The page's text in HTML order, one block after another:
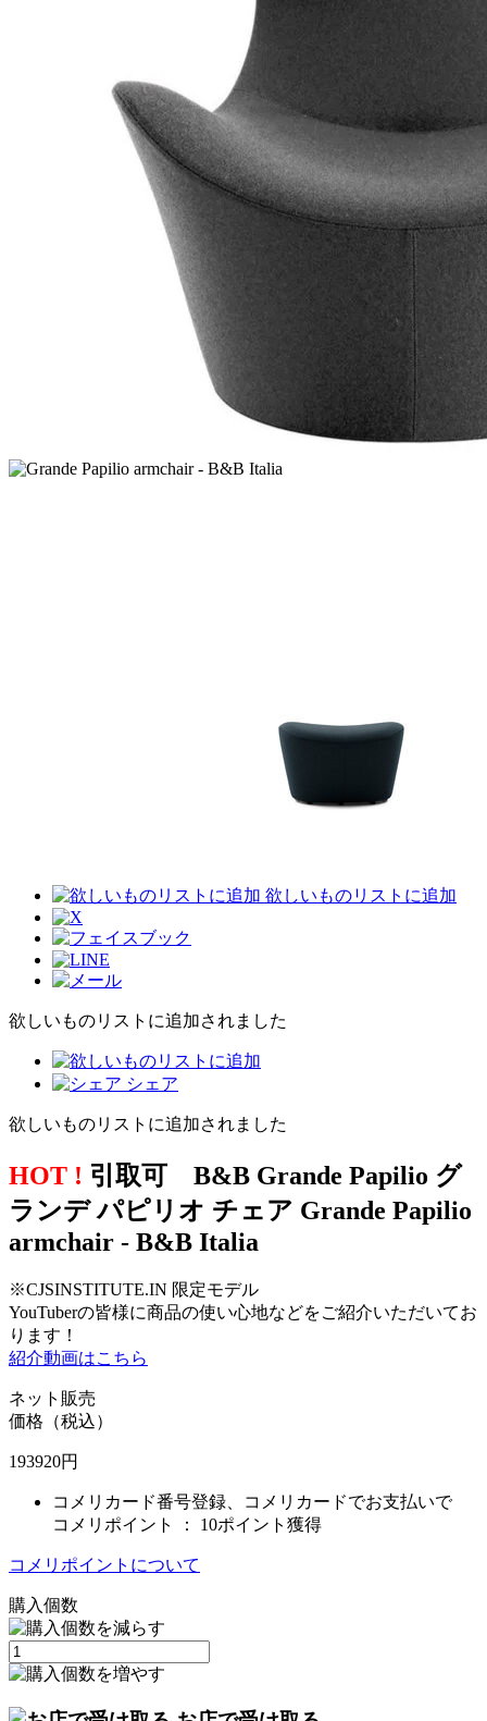
欲しいものリストに追加
欲しいものリストに追加されました
シェア
欲しいものリストに追加されました
HOT ! 引取可 B&B Grande Papilio グ
ランデ パピリオ チェア Grande Papilio
armchair - B&B Italia
※CJSINSTITUTE.IN 限定モデル
YouTuberの皆様に商品の使い心地などをご紹介いただいてお
ります！
紹介動画はこちら
ネット販売
価格（税込）
193920円
コメリカード番号登録、コメリカードでお支払いで
コメリポイント ： 10ポイント獲得
コメリポイントについて
購入個数